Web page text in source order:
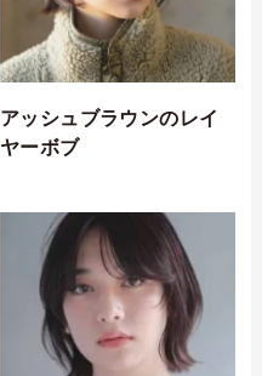
アッシュブラウンのレイ
ヤーボブ